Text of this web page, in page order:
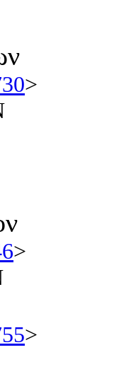
>
>
>